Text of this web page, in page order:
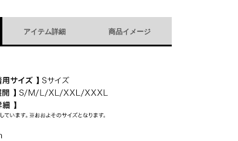
アイテム詳細 商品イメージ